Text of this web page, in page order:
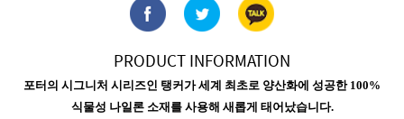
PRODUCT INFORMATION
포터의 시그니처 시리즈인 탱커가 세계 최초로 양산화에 성공한 100%
식물성 나일론 소재를 사용해 새롭게 태어났습니다.